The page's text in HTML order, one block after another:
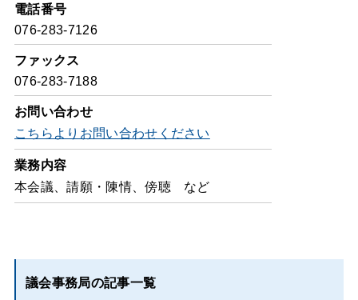
電話番号
076-283-7126
ファックス
076-283-7188
お問い合わせ
こちらよりお問い合わせください
業務内容
本会議、請願・陳情、傍聴 など
議会事務局の記事一覧